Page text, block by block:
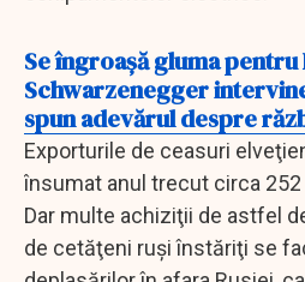
Se îngroaşă gluma
Schwarzenegger
spun adevărul despre
Exporturile de ceasuri
însumat anul trecut circa
Dar multe achiziţii de astfel
de cetăţeni ruşi înstăriţi se